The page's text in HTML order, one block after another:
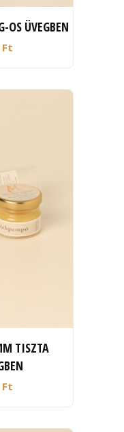
OS ÜVEGBEN
Ft
TISZTA
Ft